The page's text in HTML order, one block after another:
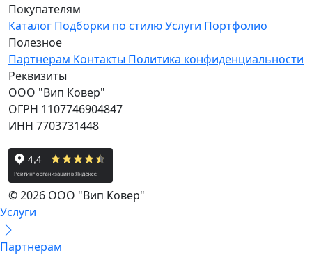
Покупателям
Каталог Подборки по стилюУслуги Портфолио
Полезное
Партнерам Контакты Политика конфиденциальности
Реквизиты
ООО "Вип Ковер"
ОГРН 1107746904847
ИНН 7703731448
© 2026 ООО "Вип Ковер"
Услуги
Партнерам